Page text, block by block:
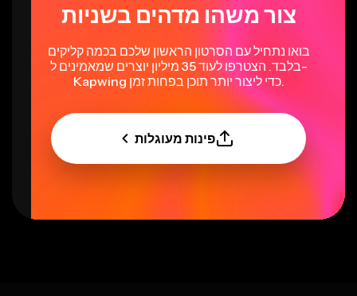
צור משהו מדהים בשניות
בואו נתחיל עם הסרטון הראשון שלכם בכמה קליקים
בלבד. הצטרפו לעוד 35 מיליון יוצרים שמאמינים ל-
Kapwing כדי ליצור יותר תוכן בפחות זמן.
פינות מעוגלות